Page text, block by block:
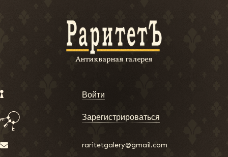
Войти
Зарегистрироваться
raritetgalery@gmail.com